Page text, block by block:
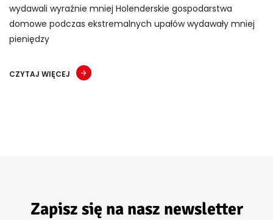
wydawali wyraźnie mniej Holenderskie gospodarstwa
domowe podczas ekstremalnych upałów wydawały mniej
pieniędzy
CZYTAJ WIĘCEJ
Zapisz się na nasz newsletter